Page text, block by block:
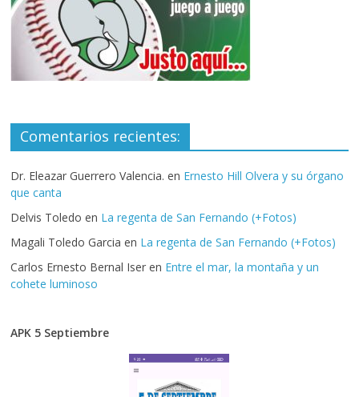
Comentarios recientes:
Dr. Eleazar Guerrero Valencia. en Ernesto Hill Olvera y su órgano
que canta
Delvis Toledo en La regenta de San Fernando (+Fotos)
Magali Toledo Garcia en La regenta de San Fernando (+Fotos)
Carlos Ernesto Bernal Iser en Entre el mar, la montaña y un
cohete luminoso
APK 5 Septiembre